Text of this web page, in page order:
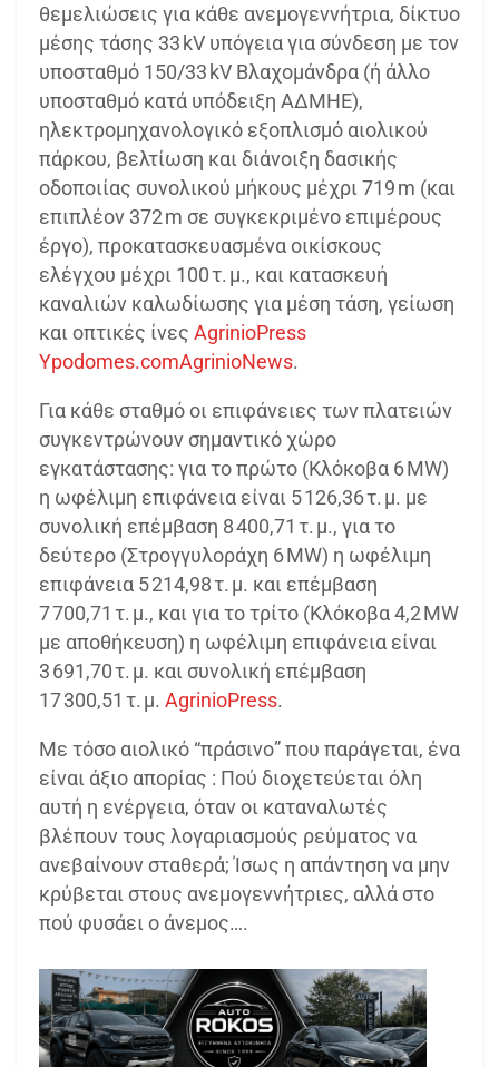
θεμελιώσεις για κάθε ανεμογεννήτρια, δίκτυο
μέσης τάσης 33 kV υπόγεια για σύνδεση με τον
υποσταθμό 150/33 kV Βλαχομάνδρα (ή άλλο
υποσταθμό κατά υπόδειξη ΑΔΜΗΕ),
ηλεκτρομηχανολογικό εξοπλισμό αιολικού
πάρκου, βελτίωση και διάνοιξη δασικής
οδοποιίας συνολικού μήκους μέχρι 719 m (και
επιπλέον 372 m σε συγκεκριμένο επιμέρους
έργο), προκατασκευασμένα οικίσκους
ελέγχου μέχρι 100 τ. μ., και κατασκευή
καναλιών καλωδίωσης για μέση τάση, γείωση
και οπτικές ίνες AgrinioPress
Ypodomes.comAgrinioNews.
Για κάθε σταθμό οι επιφάνειες των πλατειών
συγκεντρώνουν σημαντικό χώρο
εγκατάστασης: για το πρώτο (Κλόκοβα 6 MW)
η ωφέλιμη επιφάνεια είναι 5 126,36 τ. μ. με
συνολική επέμβαση 8 400,71 τ. μ., για το
δεύτερο (Στρογγυλοράχη 6 MW) η ωφέλιμη
επιφάνεια 5 214,98 τ. μ. και επέμβαση
7 700,71 τ. μ., και για το τρίτο (Κλόκοβα 4,2 MW
με αποθήκευση) η ωφέλιμη επιφάνεια είναι
3 691,70 τ. μ. και συνολική επέμβαση
17 300,51 τ. μ. AgrinioPress.
Με τόσο αιολικό “πράσινο” που παράγεται, ένα
είναι άξιο απορίας : Πού διοχετεύεται όλη
αυτή η ενέργεια, όταν οι καταναλωτές
βλέπουν τους λογαριασμούς ρεύματος να
ανεβαίνουν σταθερά; Ίσως η απάντηση να μην
κρύβεται στους ανεμογεννήτριες, αλλά στο
πού φυσάει ο άνεμος….